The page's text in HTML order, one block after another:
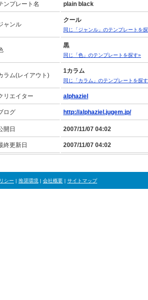
ンプレート名 plain black
ャンル
クール
同じ「ジャンル」のテンプレートを
黒
同じ「色」のテンプレートを探す»
ラム(レイアウト)
1カラム
同じ「カラム」のテンプレートを探
リエイター alphaziel
ログ http://alphaziel.jugem.jp/
開日 2007/11/07 04:02
終更新日 2007/11/07 04:02
シー | 推奨環境 | 会社概要 | サイトマップ